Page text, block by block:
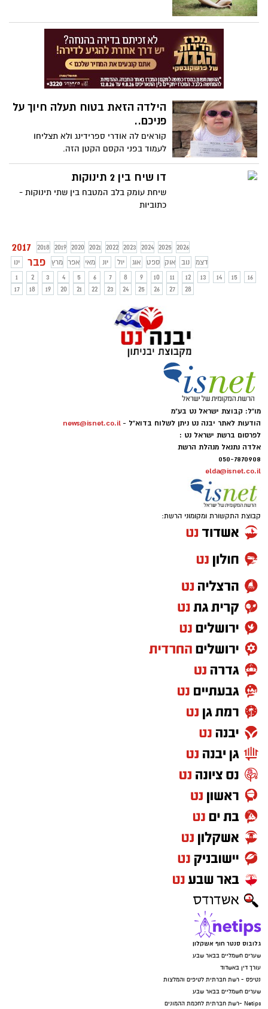
הילדה הזאת בטוח תעלה חיוך על
פניכם..
קוראים לה אודרי ספרידינג ולא תצליחו
לעמוד בפני הקסם הקטן הזה.
דו שיח בין 2 תינוקות
שיחת עומק בלב המטבח בין שתי תינוקות -
כתוביות
2017 2018 2019 2020 2021 2022 2023 2024 2025
2026
ינו
פבר מרץ אפר מאי יונ יול אוג ספט אוק נוב
דצמ
1
2 3 4 5 6 7 8 9 10 11 12 13 14 15
16
17
18 19 20 21 22 23 24 25 26 27 28
מו"ל: קבוצת ישראל נט בע"מ
הודעות לאתר יבנה נט ניתן לשלוח בדוא"ל - news@isnet.co.il
לפרסום ברשת ישראל נט :
אלדה נתנאל מנהלת הרשת
050-7870908
elda@isnet.co.il
קבוצת התקשורת ומקומוני הרשת:
גלובוס סנטר חוף אשקלון
שערים חשמליים בבאר שבע
עורך דין באשדוד
נטיפס - רשת חברתית לטיפים והמלצות
שערים חשמליים בבאר שבע
Netips -רשת חברתית לחכמת ההמונים